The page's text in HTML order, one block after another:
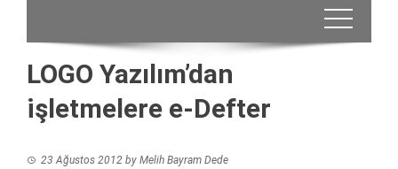
LOGO Yazılım’dan
işletmelere e-Defter
23 Ağustos 2012 by Melih Bayram Dede